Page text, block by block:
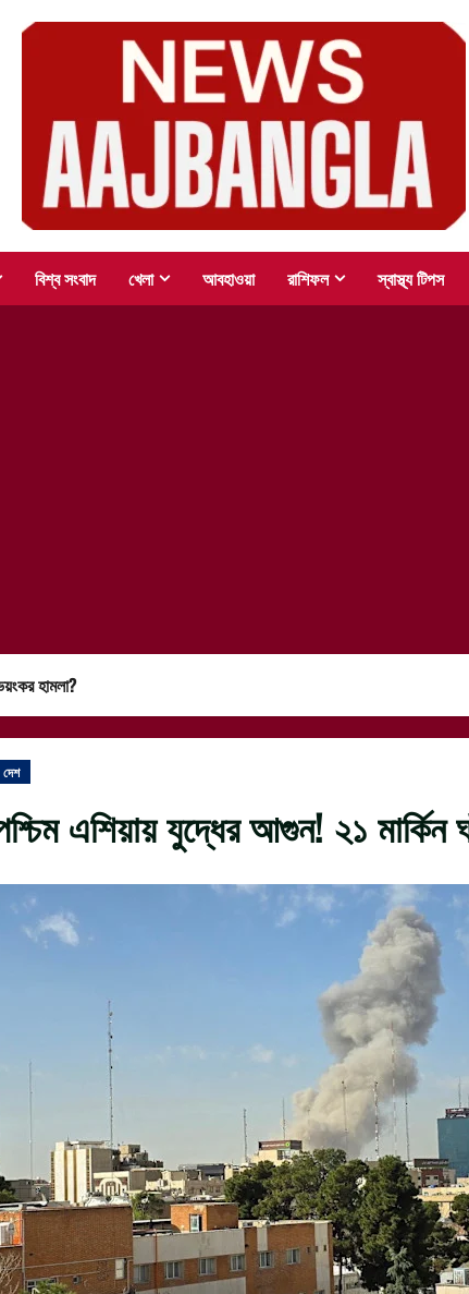
বিশ্ব সংবাদ খেলা আবহাওয়া রাশিফল স্বাস্থ্য টিপস
হামলা?
দেশ
এশিয়ায় যুদ্ধের আগুন! ২১ মার্কিন